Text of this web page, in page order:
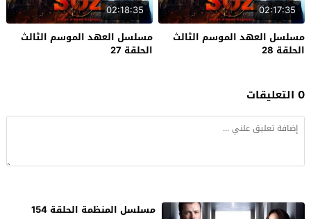
02:17:35
مسلسل العهد الموسم الثالث
الحلقة 28
02:18:35
مسلسل العهد الموسم الثالث
الحلقة 27
0 التعليقات
مسلسل المنظمة الحلقة 154